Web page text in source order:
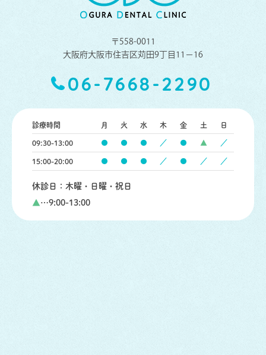
〒558-0011
大阪府大阪市住吉区苅田9丁目11−16
06-7668-2290
診療時間 月 火 水 木 金 土 日
09:30-13:00 ● ● ● ／ ● ▲ ／
15:00-20:00 ● ● ● ／ ● ／ ／
休診日：木曜・日曜・祝日
▲…9:00-13:00